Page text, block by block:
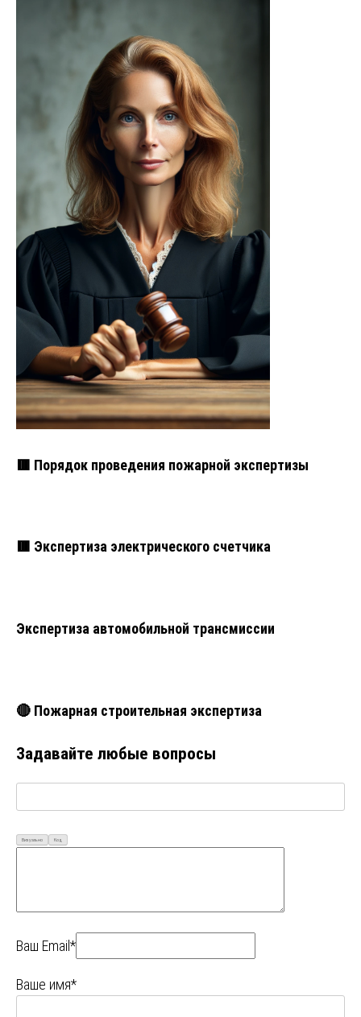
🟥 Порядок проведения пожарной экспертизы
🟥 Экспертиза электрического счетчика
Экспертиза автомобильной трансмиссии
🔴 Пожарная строительная экспертиза
Задавайте любые вопросы
Визуально Код
Ваш Email*
Ваше имя*